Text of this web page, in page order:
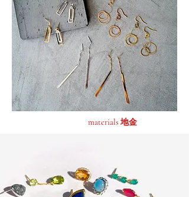
materials 地金